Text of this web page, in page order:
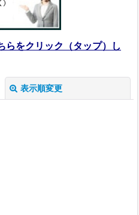
らをクリック（タップ）し
表示順変更